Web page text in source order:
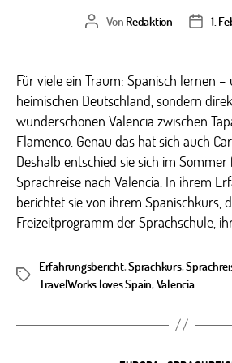
Beitragsautor
Von Redaktion 1.
Für viele ein Traum: Spanisch lernen
heimischen Deutschland, sondern
wunderschönen Valencia zwischen
Flamenco. Genau das hat sich auch
Deshalb entschied sie sich im
Sprachreise nach Valencia. In ihrem
berichtet sie von ihrem Spanischkurs,
Freizeitprogramm der Sprachschule,
Schlagwörter
Erfahrungsbericht,Sprachkurs,
TravelWorks loves Spain, Valencia